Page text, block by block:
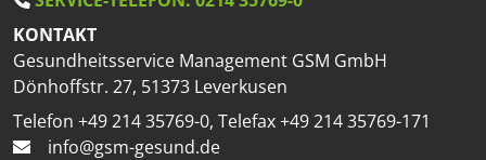
KONTAKT
Gesundheitsservice Management GSM GmbH
Dönhoffstr. 27, 51373 Leverkusen
Telefon +49 214 35769-0, Telefax +49 214 35769-171
info@gsm-gesund.de